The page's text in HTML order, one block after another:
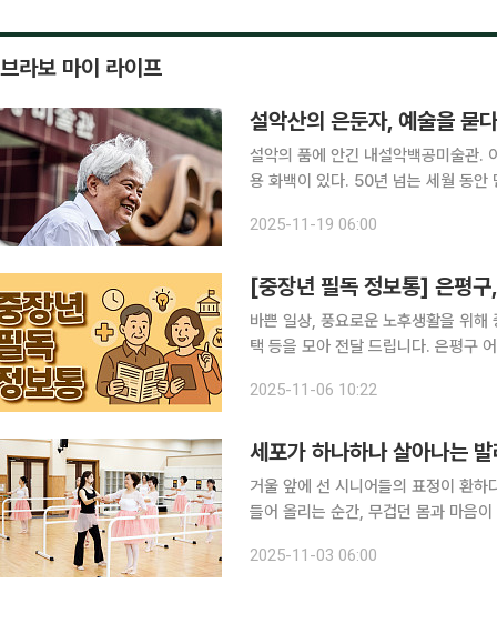
브라보 마이 라이프
설악산의 은둔자, 예술을 묻다
설악의 품에 안긴 내설악백공미술관.
용 화백이 있다. 50년 넘는 세월 동안 민화와 불화, 조각과 도자기를 넘나
가장의 생존 위한 몸부림 강원도 인제
2025-11-19 06:00
[중장년 필독 정보통] 은평
바쁜 일상, 풍요로운 노후생활을 위
택 등을 모아 전달 드립니다. 은평구 어르신 일자리 박람회 개최 서울 은평구는 17일 은평구청 5층
재취업 기회는 물론 다양한 일자리 정
2025-11-06 10:22
세포가 하나하나 살아나는
거울 앞에 선 시니어들의 표정이 환하다. “입꼬리
들어 올리는 순간, 무겁던 몸과 마음이 가벼워진다. 태안 백화노인복지관
무대다. 나이 거스르는 ‘상승의 예술’
2025-11-03 06:00